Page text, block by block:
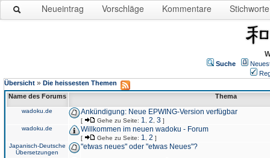
Neueintrag Vorschläge Kommentare Stichworte
Suche
Übersicht » Die heissesten Themen
Name des Forums
Thema
wadoku.de Ankündigung: Neue EPWING-Version verfügbar
[ Gehe zu Seite: 1 2 3 ]
wadoku.de
Willkommen im neuen wadoku - Forum
[ Gehe zu Seite: 1 2 ]
Japanisch-Deutsche
Übersetzungen
"etwas neues" oder "etwas Neues"?